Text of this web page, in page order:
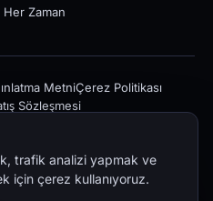
Zaman
MetniÇerez Politikası
Sözleşmesi
trafik analizi yapmak ve
için çerez kullanıyoruz.